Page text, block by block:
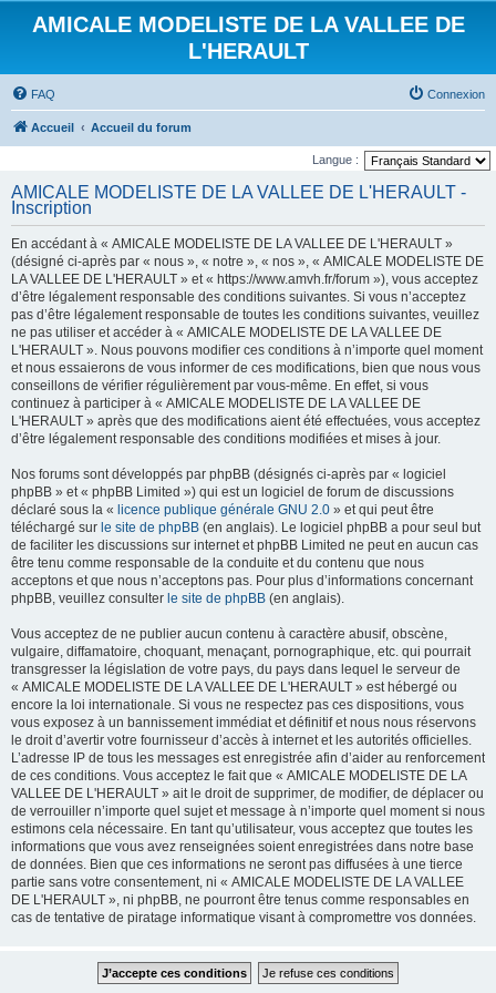
AMICALE MODELISTE DE LA VALLEE DE
L'HERAULT
FAQ Connexion
Accueil Accueil du forum
Langue :
AMICALE MODELISTE DE LA VALLEE DE L'HERAULT -
Inscription
En accédant à « AMICALE MODELISTE DE LA VALLEE DE L'HERAULT »
(désigné ci-après par « nous », « notre », « nos », « AMICALE MODELISTE DE
LA VALLEE DE L'HERAULT » et « https://www.amvh.fr/forum »), vous acceptez
d’être légalement responsable des conditions suivantes. Si vous n’acceptez
pas d’être légalement responsable de toutes les conditions suivantes, veuillez
ne pas utiliser et accéder à « AMICALE MODELISTE DE LA VALLEE DE
L'HERAULT ». Nous pouvons modifier ces conditions à n’importe quel moment
et nous essaierons de vous informer de ces modifications, bien que nous vous
conseillons de vérifier régulièrement par vous-même. En effet, si vous
continuez à participer à « AMICALE MODELISTE DE LA VALLEE DE
L'HERAULT » après que des modifications aient été effectuées, vous acceptez
d’être légalement responsable des conditions modifiées et mises à jour.
Nos forums sont développés par phpBB (désignés ci-après par « logiciel
phpBB » et « phpBB Limited ») qui est un logiciel de forum de discussions
déclaré sous la « licence publique générale GNU 2.0 » et qui peut être
téléchargé sur le site de phpBB (en anglais). Le logiciel phpBB a pour seul but
de faciliter les discussions sur internet et phpBB Limited ne peut en aucun cas
être tenu comme responsable de la conduite et du contenu que nous
acceptons et que nous n’acceptons pas. Pour plus d’informations concernant
phpBB, veuillez consulter le site de phpBB (en anglais).
Vous acceptez de ne publier aucun contenu à caractère abusif, obscène,
vulgaire, diffamatoire, choquant, menaçant, pornographique, etc. qui pourrait
transgresser la législation de votre pays, du pays dans lequel le serveur de
« AMICALE MODELISTE DE LA VALLEE DE L'HERAULT » est hébergé ou
encore la loi internationale. Si vous ne respectez pas ces dispositions, vous
vous exposez à un bannissement immédiat et définitif et nous nous réservons
le droit d’avertir votre fournisseur d’accès à internet et les autorités officielles.
L’adresse IP de tous les messages est enregistrée afin d’aider au renforcement
de ces conditions. Vous acceptez le fait que « AMICALE MODELISTE DE LA
VALLEE DE L'HERAULT » ait le droit de supprimer, de modifier, de déplacer ou
de verrouiller n’importe quel sujet et message à n’importe quel moment si nous
estimons cela nécessaire. En tant qu’utilisateur, vous acceptez que toutes les
informations que vous avez renseignées soient enregistrées dans notre base
de données. Bien que ces informations ne seront pas diffusées à une tierce
partie sans votre consentement, ni « AMICALE MODELISTE DE LA VALLEE
DE L'HERAULT », ni phpBB, ne pourront être tenus comme responsables en
cas de tentative de piratage informatique visant à compromettre vos données.